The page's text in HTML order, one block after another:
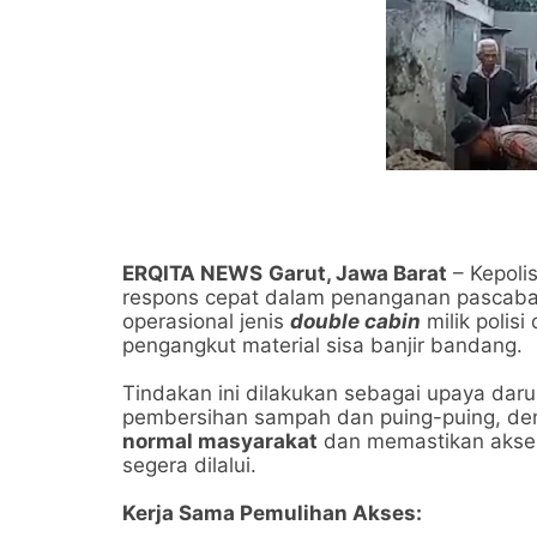
​ERQITA NEWS Garut, Jawa Barat –
respons cepat dalam penanganan
operasional jenis double cabin milik polisi
pengangkut material sisa banjir bandang.
​Tindakan ini dilakukan sebagai upaya
pembersihan sampah dan puing-puing,
normal masyarakat dan memastikan
segera dilalui.
Kerja Sama Pemulihan Akses: